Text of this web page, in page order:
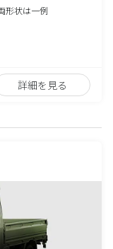
形状は一例
詳細を見る